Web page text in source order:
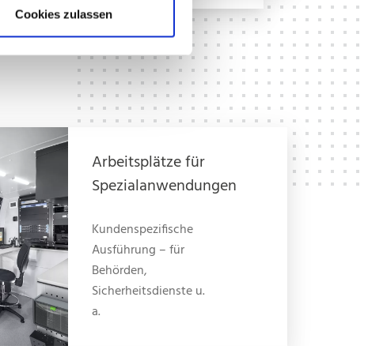
Cookies zulassen
Arbeitsplätze für
Spezialanwendungen
Kundenspezifische
Ausführung – für
Behörden,
Sicherheitsdienste u.
a.